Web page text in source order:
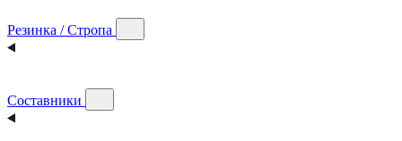
Резинка / Стропа
Составники